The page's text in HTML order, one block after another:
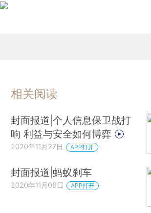
相关阅读
封面报道|个人信息保卫战打
响 利益与安全如何博弈
2020年11月27日 APP打开
封面报道|蚂蚁刹车
2020年11月06日 APP打开